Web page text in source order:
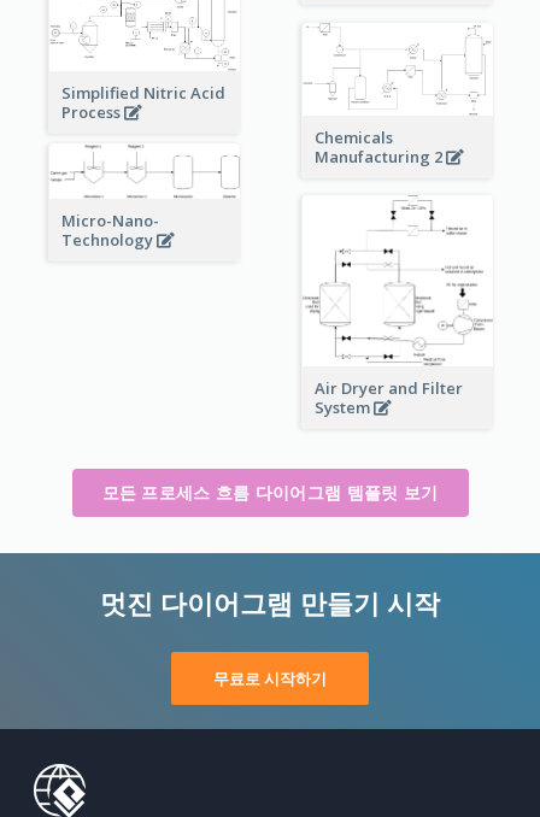
Simplified Nitric Acid
Process
Chemicals
Manufacturing 2
Micro-Nano-
Technology
Air Dryer and Filter
System
모든 프로세스 흐름 다이어그램 템플릿 보기
멋진 다이어그램 만들기 시작
무료로 시작하기